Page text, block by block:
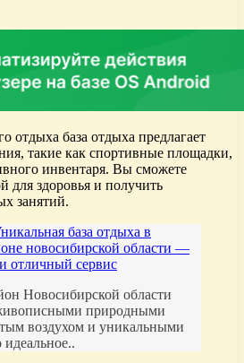
отдыха база отдыха предлагает
такие как спортивные площадки,
инвентаря. Вы сможете
для здоровья и получить
занятий.
база отдыха в
новосибирской области —
отличный сервис
Новосибирской области
природными
воздухом и уникальными